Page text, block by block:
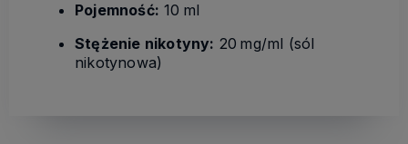
Pojemność: 10 ml
Stężenie nikotyny: 20 mg/ml (sól
nikotynowa)